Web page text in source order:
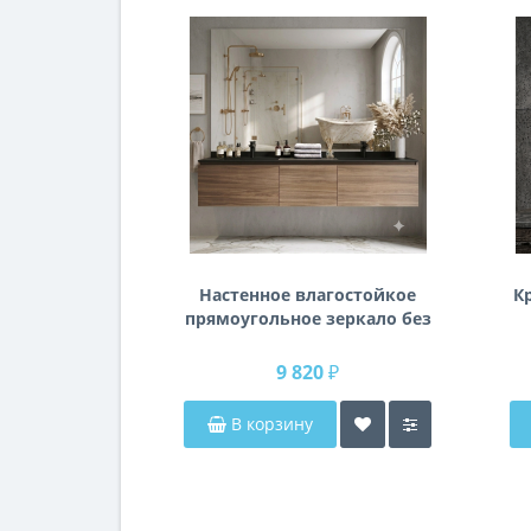
Настенное влагостойкое
прямоугольное зеркало без
см (1400 мм)
9 820 ₽
В корзину